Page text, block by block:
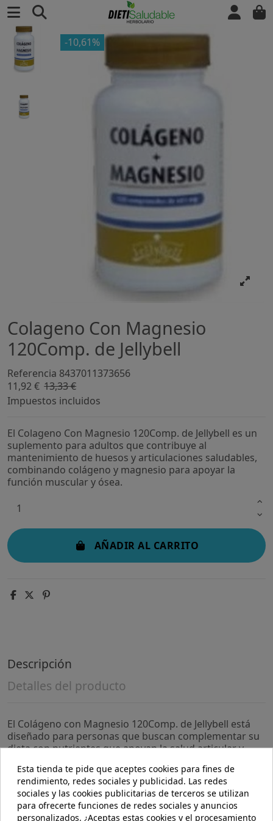
-10,61%
Colageno Con Magnesio
120Comp. de Jellybell
Referencia 8437011373656
11,92 € 13,33 €
Impuestos incluidos
El Colageno Con Magnesio 120Comp. de Jellybell es un
suplemento para adultos que contribuye al
mantenimiento de huesos y articulaciones saludables,
combinando colágeno y magnesio para apoyar la
función muscular y ósea.
AÑADIR AL CARRITO
Descripción
Detalles del producto
El Colágeno con Magnesio 120Comp. de Jellybell está
diseñado para personas que buscan complementar su
dieta con nutrientes que apoyan la salud articular y
desean mantener un estilo de vida activo y cuidar su
bienestar general.
- Contiene colágeno, que contribuye a la estructura y
Esta tienda te pide que aceptes cookies para fines de
rendimiento, redes sociales y publicidad. Las redes
sociales y las cookies publicitarias de terceros se utilizan
para ofrecerte funciones de redes sociales y anuncios
personalizados. ¿Aceptas estas cookies y el procesamiento